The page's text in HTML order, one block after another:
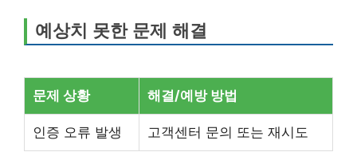
예상치 못한 문제 해결
문제 상황 해결/예방 방법
인증 오류 발생 고객센터 문의 또는 재시도